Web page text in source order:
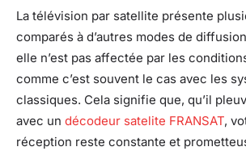
La télévision par satellite présente
comparés à d’autres modes de
elle n’est pas affectée par les
comme c’est souvent le cas avec les
classiques. Cela signifie que, qu’il
avec un décodeur satelite FRANSAT,
réception reste constante et